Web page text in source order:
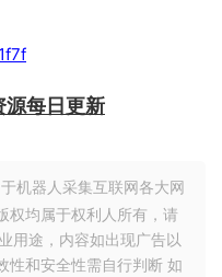
源每日更新
机器人采集互联网各大网
权均属于权利人所有，请
用途，内容如出现广告以
性和安全性需自行判断 如